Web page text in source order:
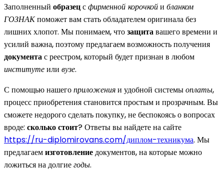
Заполненный образецсфирменной корочкойи бланком
ГОЗНАКпоможет вам стать обладателем оригинала без
лишних хлопот. Мы понимаем, чтозащитавашего времени и
усилий важна, поэтому предлагаем возможность получения
документас реестром, который будет признан в любом
институтеили вузе.
С помощью нашегоприложенияи удобной системыоплаты,
процесс приобретения становится простым и прозрачным. Вы
сможете недорого сделать покупку, не беспокоясь о вопросах
вроде: сколько стоит? Ответы вы найдете на сайте
https://ru-diplomirovans.com/диплом-техникума. Мы
предлагаемизготовлениедокументов, на которые можно
ложиться на долгиегоды.